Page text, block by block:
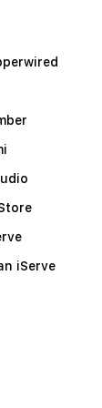
iServe